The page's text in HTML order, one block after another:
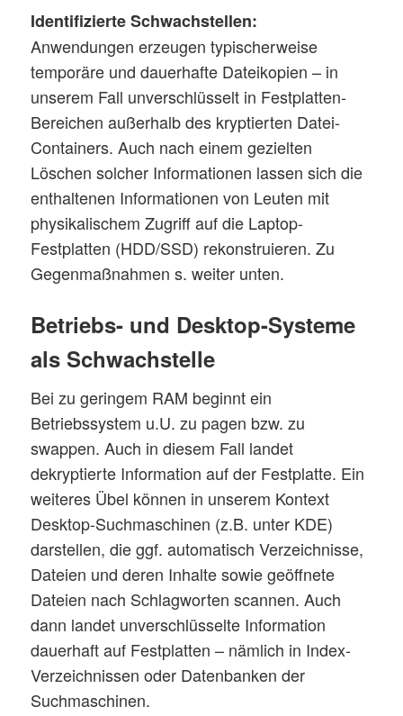
Identifizierte Schwachstellen:
Anwendungen erzeugen typischerweise
temporäre und dauerhafte Dateikopien – in
unserem Fall unverschlüsselt in Festplatten-
Bereichen außerhalb des kryptierten Datei-
Containers. Auch nach einem gezielten
Löschen solcher Informationen lassen sich die
enthaltenen Informationen von Leuten mit
physikalischem Zugriff auf die Laptop-
Festplatten (HDD/SSD) rekonstruieren. Zu
Gegenmaßnahmen s. weiter unten.
Betriebs- und Desktop-Systeme
als Schwachstelle
Bei zu geringem RAM beginnt ein
Betriebssystem u.U. zu pagen bzw. zu
swappen. Auch in diesem Fall landet
dekryptierte Information auf der Festplatte. Ein
weiteres Übel können in unserem Kontext
Desktop-Suchmaschinen (z.B. unter KDE)
darstellen, die ggf. automatisch Verzeichnisse,
Dateien und deren Inhalte sowie geöffnete
Dateien nach Schlagworten scannen. Auch
dann landet unverschlüsselte Information
dauerhaft auf Festplatten – nämlich in Index-
Verzeichnissen oder Datenbanken der
Suchmaschinen.